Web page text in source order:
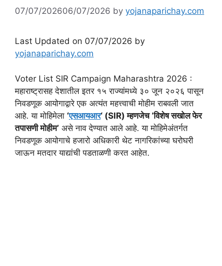
07/07/202606/07/2026 by yojanaparichay.com
Last Updated on 07/07/2026 by
yojanaparichay.com
Voter List SIR Campaign Maharashtra 2026 :
महाराष्ट्रासह देशातील इतर १५ राज्यांमध्ये ३० जून २०२६ पासून
निवडणूक आयोगाद्वारे एक अत्यंत महत्त्वाची मोहीम राबवली जात
आहे. या मोहिमेला ‘एसआयआर‘ (SIR) म्हणजेच ‘विशेष सखोल फेर
तपासणी मोहीम’ असे नाव देण्यात आले आहे. या मोहिमेअंतर्गत
निवडणूक आयोगाचे हजारो अधिकारी थेट नागरिकांच्या घरोघरी
जाऊन मतदार याद्यांची पडताळणी करत आहेत.